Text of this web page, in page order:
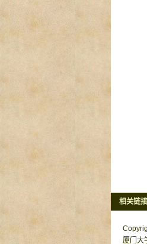
相关链
厦门大